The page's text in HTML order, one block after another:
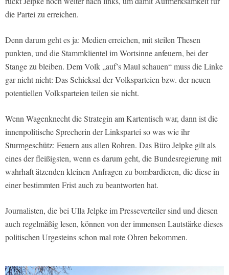
die Partei zu erreichen.
Denn darum geht es ja: Medien erreichen, mit steilen Thesen
punkten, und die Stammklientel im Wortsinne anfeuern, bei der
Stange zu bleiben. Dem Volk „auf’s Maul schauen“ muss die Linke
gar nicht nicht: Das Schicksal der Volksparteien bzw. der neuen
potentiellen Volksparteien teilen sie nicht.
Wenn Wagenknecht die Strategin am Kartentisch war, dann ist die
innenpolitische Sprecherin der Linkspartei so was wie ihr
Sturmgeschütz: Feuern aus allen Rohren. Das Büro Jelpke gilt als
eines der fleißigsten, wenn es darum geht, die Bundesregierung mit
wahrhaft ätzenden kleinen Anfragen zu bombardieren, die diese in
einer bestimmten Frist auch zu beantworten hat.
Journalisten, die bei Ulla Jelpke im Presseverteiler sind und diesen
auch regelmäßig lesen, können von der immensen Lautstärke dieses
politischen Urgesteins schon mal rote Ohren bekommen.